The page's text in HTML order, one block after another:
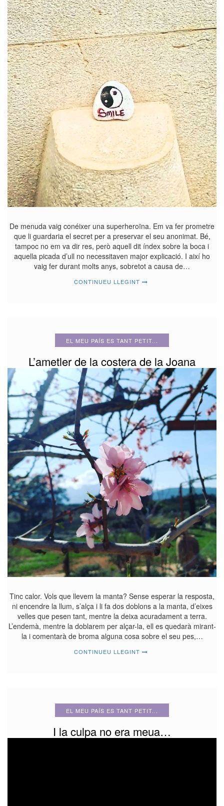
De menuda vaig conéixer una superheroïna. Em va fer prometre
que li guardaria el secret per a preservar el seu anonimat. Bé,
tampoc no em va dir res, però aquell dit índex sobre la boca i
aquella picada d’ull no necessitaven major explicació. I així ho
vaig fer durant molts anys, sobretot a causa de…
CONTINUEU LLEGINT
EL MEU PAÍS ES TANT PETIT...
L’ametler de la costera de la Joana
Tinc calor. Vols que llevem la manta? Sense esperar la resposta,
ni encendre la llum, s’alça i li fa dos doblons a la manta, d’eixes
velles que pesen tant, mentre la deixa acuradament a terra.
L’endemà, mentre la doblarem per alçar-la, ell es quedarà mirant-
la i comentarà de broma alguna cosa sobre el seu pes,…
CONTINUEU LLEGINT
EL MEU PAÍS ES TANT PETIT...
I la culpa no era meua…